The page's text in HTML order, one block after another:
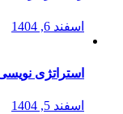
اسفند 6, 1404
استراتژی‌
اسفند 5, 1404